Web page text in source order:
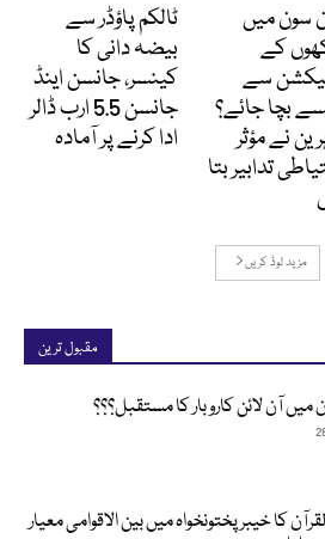
سون میں
کے
سے
بچا جائے؟
نے مؤثر
تدابیر بتا
ٹالکم پاؤڈر سے
بیضہ دانی کا
کینسر، جانسن اینڈ
جانسن 5.5 ارب ڈالر
ادا کرنے پر آمادہ
مزید لوڈ کریں
مقبول ترین
میں آن لائن کاروبار کا مستقبل؟؟؟
کا خیبرپختونخواہ میں بین الاقوامی معیار